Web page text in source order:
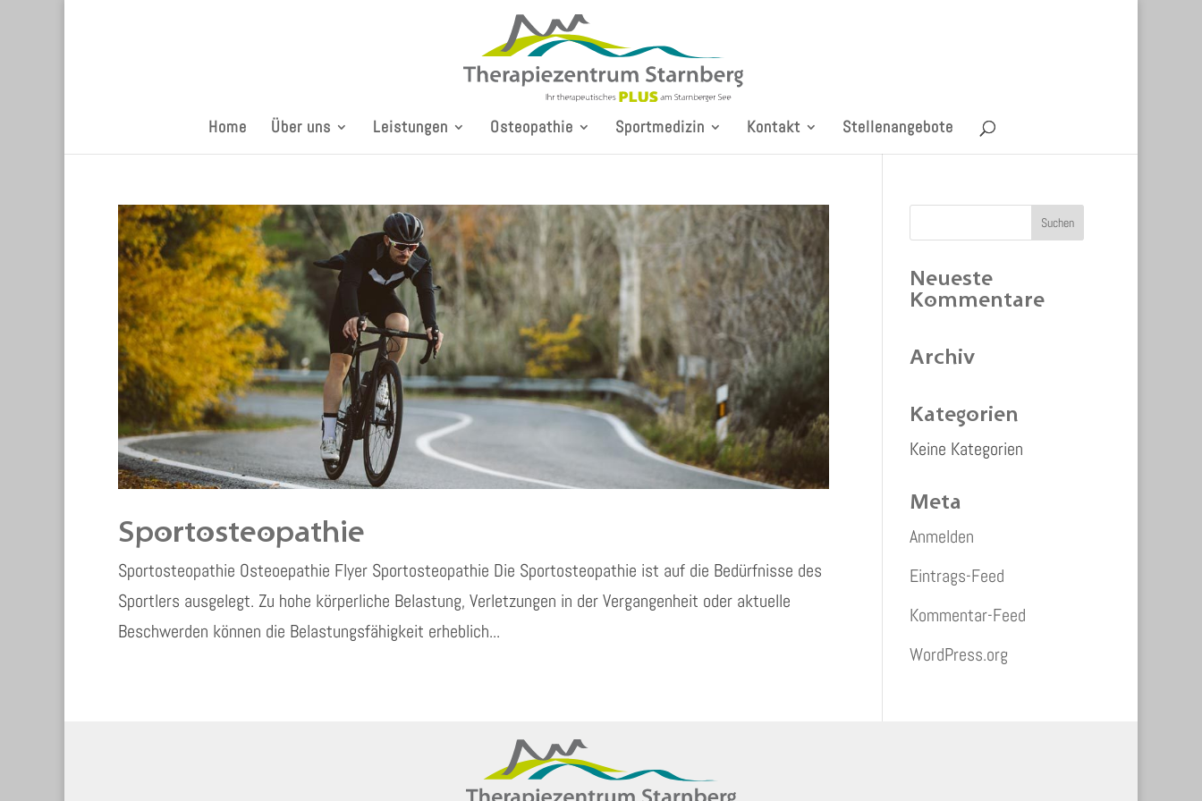
Home Über uns Leistungen Osteopathie Sportmedizin Kontakt Stellenangebote
Sportosteopathie
Sportosteopathie Osteoepathie Flyer Sportosteopathie Die Sportosteopathie ist auf die Bedürfnisse des
Sportlers ausgelegt. Zu hohe körperliche Belastung, Verletzungen in der Vergangenheit oder aktuelle
Beschwerden können die Belastungsfähigkeit erheblich...
Neueste
Kommentare
Archiv
Kategorien
Keine Kategorien
Meta
Anmelden
Eintrags-Feed
Kommentar-Feed
WordPress.org